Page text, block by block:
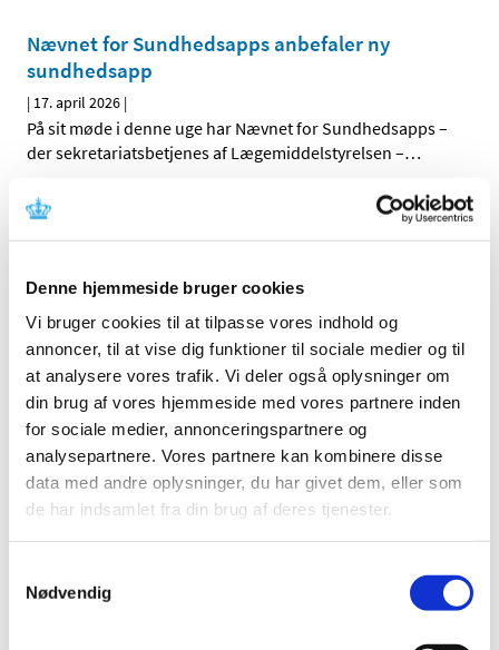
Denne hjemmeside bruger cookies
Vi bruger cookies til at tilpasse vores indhold og
annoncer, til at vise dig funktioner til sociale medier og til
at analysere vores trafik. Vi deler også oplysninger om
din brug af vores hjemmeside med vores partnere inden
for sociale medier, annonceringspartnere og
analysepartnere. Vores partnere kan kombinere disse
data med andre oplysninger, du har givet dem, eller som
de har indsamlet fra din brug af deres tjenester.
Nødvendig
Nævnet for Sundhedsapps anbefaler ny
sundhedsapp
| 17. april 2026 |
På sit møde i denne uge har Nævnet for Sundhedsapps –
der sekretariatsbetjenes af Lægemiddelstyrelsen –…
Ledig bevilling til Hjørring Løve Apotek
|17. april 2026|
oktober 2026. Bevillingen er opslået ledig efter Lov om
Alle (2506)
TID
august (1)
juli (13)
april (6)